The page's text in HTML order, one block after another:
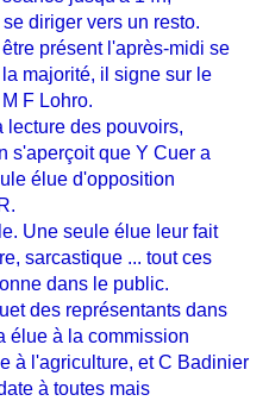
diriger vers un resto.
présent l'après-midi se
majorité, il signe sur le
F Lohro.
lecture des pouvoirs,
s'aperçoit que Y Cuer a
élue d'opposition
Une seule élue leur fait
sarcastique ... tout ces
dans le public.
des représentants dans
élue à la commission
à l'agriculture, et C Badinier
à toutes mais